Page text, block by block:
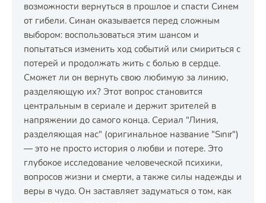
возможности вернуться в прошлое и спасти Синем
от гибели. Синан оказывается перед сложным
выбором: воспользоваться этим шансом и
попытаться изменить ход событий или смириться с
потерей и продолжать жить с болью в сердце.
Сможет ли он вернуть свою любимую за линию,
разделяющую их? Этот вопрос становится
центральным в сериале и держит зрителей в
напряжении до самого конца. Сериал "Линия,
разделяющая нас" (оригинальное название "Sınır")
— это не просто история о любви и потере. Это
глубокое исследование человеческой психики,
вопросов жизни и смерти, а также силы надежды и
веры в чудо. Он заставляет задуматься о том, как